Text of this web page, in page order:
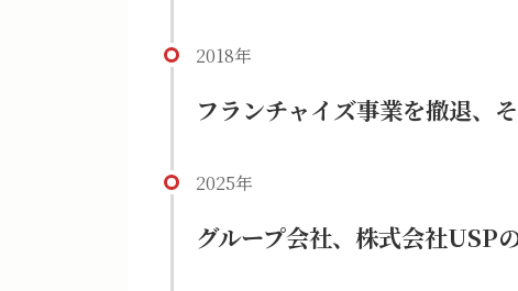
2018年
フランチャイズ事業を撤退、そ
2025年
グループ会社、株式会社USP